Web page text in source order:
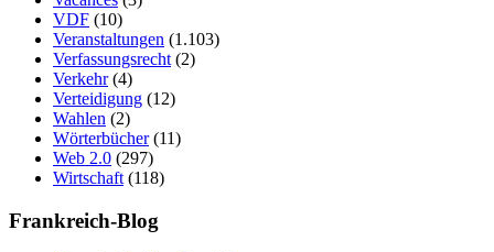
VDF (10)
Veranstaltungen (1.103)
Verfassungsrecht (2)
Verkehr(4)
Verteidigung (12)
Wahlen (2)
Wörterbücher(11)
Web 2.0 (297)
Wirtschaft (118)
Frankreich-Blog